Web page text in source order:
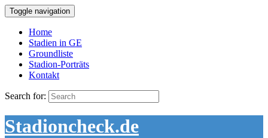
Toggle navigation
Home
Stadien in GE
Groundliste
Stadion-Porträts
Kontakt
Search for:
Stadioncheck.de